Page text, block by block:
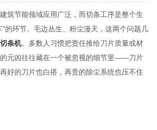
节能领域应用广泛，而切条工序是整个生
"的环节。毛边丛生、粉尘漫天，这两个问题几
条机。多数人习惯把责任推给刀片质量或材
元凶往往藏在一个被忽视的细节里——刀片
好的刀片也白搭，再贵的除尘系统也压不住